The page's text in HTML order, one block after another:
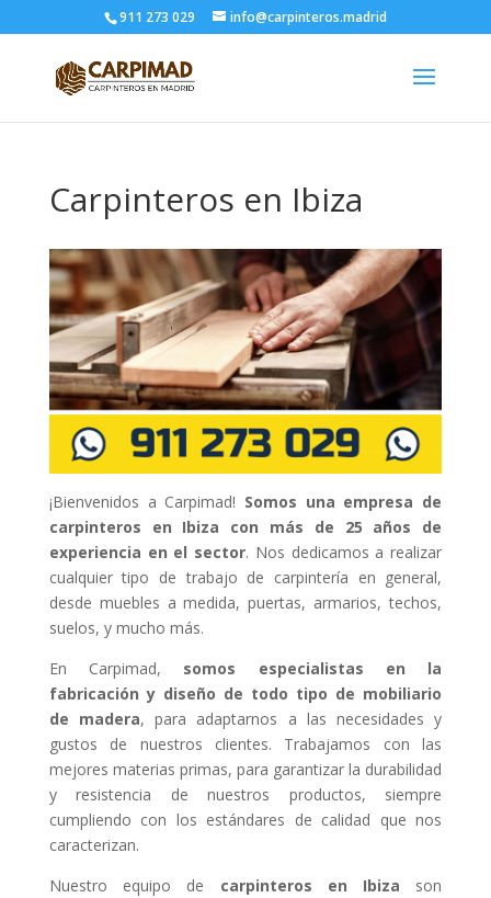
911 273 029 info@carpinteros.madrid
Carpinteros en Ibiza
¡Bienvenidos a Carpimad! Somos una empresa de
carpinteros en Ibiza con más de 25 años de
experiencia en el sector. Nos dedicamos a realizar
cualquier tipo de trabajo de carpintería en general,
desde muebles a medida, puertas, armarios, techos,
suelos, y mucho más.
En Carpimad, somos especialistas en la
fabricación y diseño de todo tipo de mobiliario
de madera, para adaptarnos a las necesidades y
gustos de nuestros clientes. Trabajamos con las
mejores materias primas, para garantizar la durabilidad
y resistencia de nuestros productos, siempre
cumpliendo con los estándares de calidad que nos
caracterizan.
Nuestro equipo de carpinteros en Ibiza son